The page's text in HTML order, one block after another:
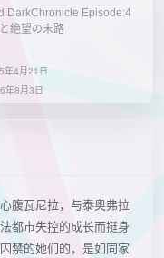
DarkChronicle Episode:4
絶望の末路
年4月21日
年8月3日
腹瓦尼拉，与泰奥弗拉
都市失控的成长而挺身
禁的她们的，是如同家